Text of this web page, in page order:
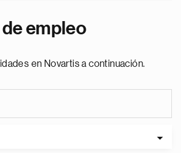
empleo
en Novartis a continuación.